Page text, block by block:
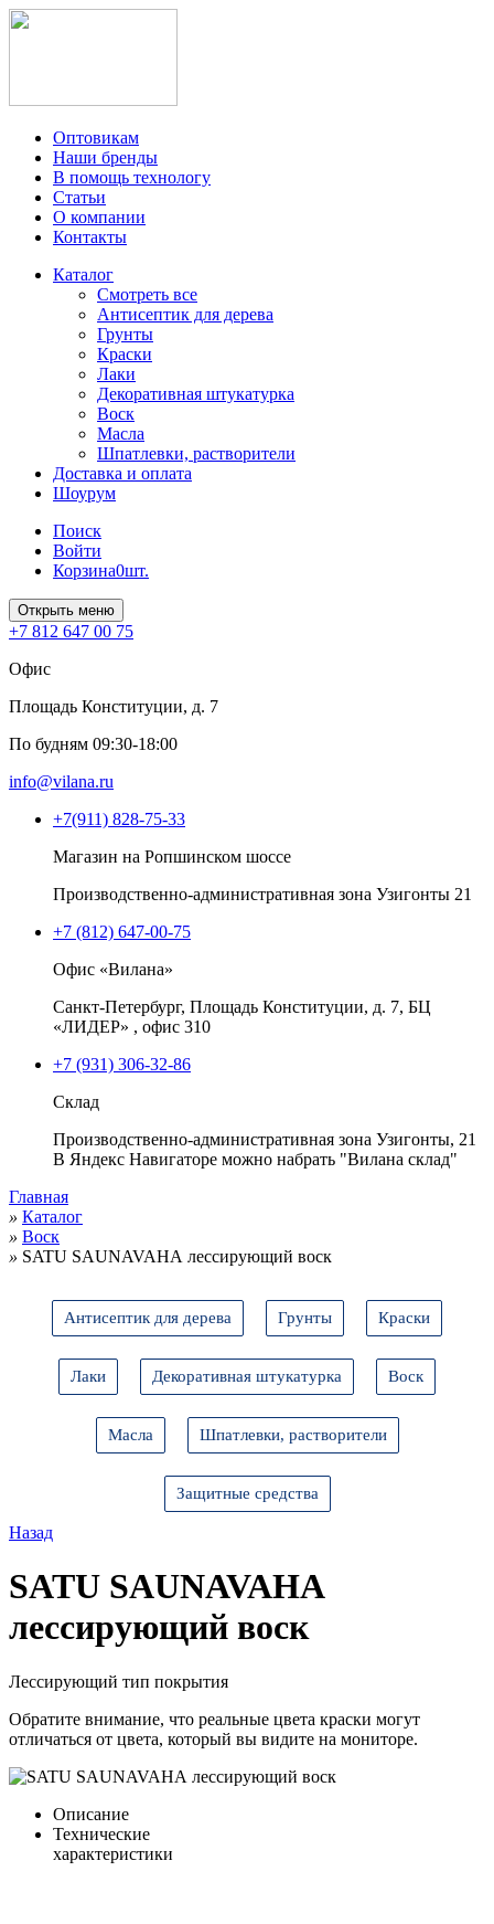
Оптовикам
Наши бренды
В помощь технологу
Статьи
О компании
Контакты
Каталог
Смотреть все
Антисептик для дерева
Грунты
Краски
Лаки
Декоративная штукатурка
Воск
Масла
Шпатлевки, растворители
Доставка и оплата
Шоурум
Поиск
Войти
Корзина0шт.
Открыть меню
+7 812 647 00 75
Офис
Площадь Конституции, д. 7
По будням 09:30-18:00
info@vilana.ru
+7(911) 828-75-33
Магазин на Ропшинском шоссе
Производственно-административная зона Узигонты 21
+7 (812) 647-00-75
Офис «Вилана»
Санкт-Петербург, Площадь Конституции, д. 7, БЦ
«ЛИДЕР» , офис 310
+7 (931) 306-32-86
Склад
Производственно-административная зона Узигонты, 21
В Яндекс Навигаторе можно набрать "Вилана склад"
Главная
» Каталог
» Воск
» SATU SAUNAVAHА лессирующий воск
Антисептик для дерева Грунты Краски
Лаки Декоративная штукатурка Воск
Масла Шпатлевки, растворители
Защитные средства
Назад
SATU SAUNAVAHА
лессирующий воск
Лессирующий тип покрытия
Обратите внимание, что реальные цвета краски могут
отличаться от цвета, который вы видите на мониторе.
Описание
Технические
характеристики